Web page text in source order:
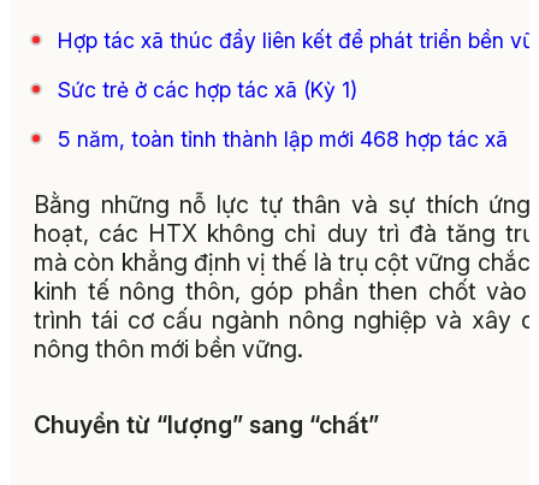
Hợp tác xã thúc đẩy liên kết để phát triển bền
Sức trẻ ở các hợp tác xã (Kỳ 1)
5 năm, toàn tỉnh thành lập mới 468 hợp tác xã
Bằng những nỗ lực tự thân và sự thích ứng
hoạt, các HTX không chỉ duy trì đà tăng
mà còn khẳng định vị thế là trụ cột vững chắc
kinh tế nông thôn, góp phần then chốt vào
trình tái cơ cấu ngành nông nghiệp và xây
nông thôn mới bền vững.
Chuyển từ “lượng” sang “chất”